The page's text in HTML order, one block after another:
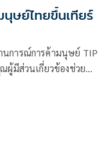
ษย์ไทยขึ้นเทียร์
นการณ์การค้ามนุษย์ TIP
ผู้มีส่วนเกี่ยวข้องช่วย